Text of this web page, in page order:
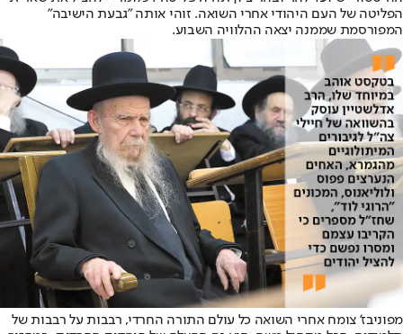
הפליטה של העם היהודי אחרי השואה. זוהי אותה "גבעת הישיבה"
המפורסמת שממנה יצאה ההלוויה השבוע.
מפוניבז' צומח אחרי השואה כל עולם התורה החרדי, רבבות על רבבות של